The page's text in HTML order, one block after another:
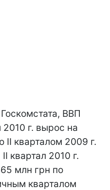
ВВП
2010 г. вырос на
II кварталом 2009 г.
квартал 2010 г.
млн грн по
кварталом